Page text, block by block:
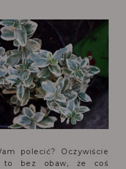
polecić? Oczywiście
bez obaw, że coś